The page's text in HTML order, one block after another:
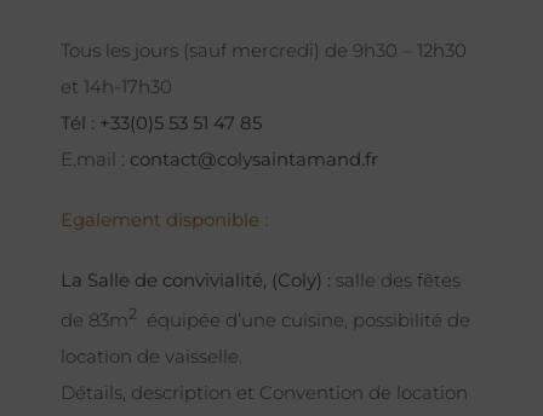
Tous les jours (sauf mercredi) de 9h30 – 12h30
et 14h-17h30
Tél : +33(0)5 53 51 47 85
E.mail : contact@colysaintamand.fr
Egalement disponible :
La Salle de convivialité, (Coly) : salle des fêtes
de 83m2 équipée d’une cuisine, possibilité de
location de vaisselle.
Détails, description et Convention de location